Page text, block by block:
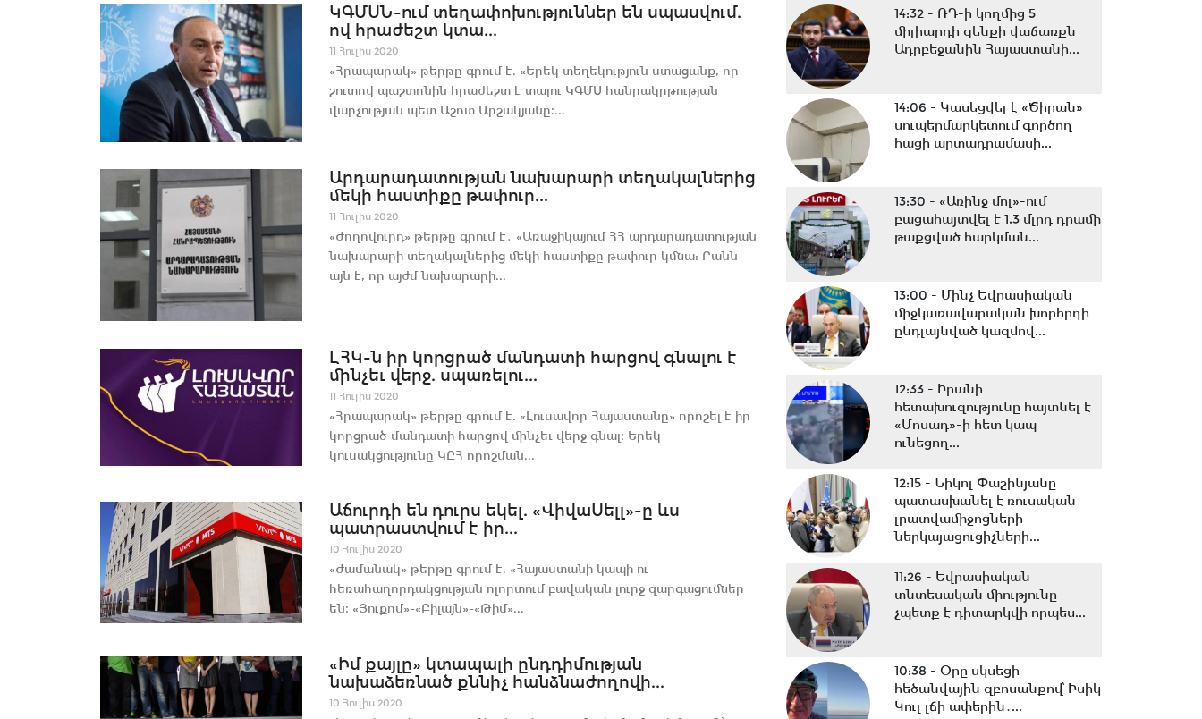
ԿԳՄՍՆ-ում տեղափոխություններ են սպասվում.
ով հրաժեշտ կտա...
11 Հուլիս 2020
«Հրապարակ» թերթը գրում է. «Երեկ տեղեկություն ստացանք, որ
շուտով պաշտոնին հրաժեշտ է տալու ԿԳՄՍ հանրակրթության
վարչության պետ Աշոտ Արշակյանը։...
Արդարադատության նախարարի տեղակալներից
մեկի հաստիքը թափուր...
11 Հուլիս 2020
«Ժողովուրդ» թերթը գրում է․ «Առաջիկայում ՀՀ արդարադատության
նախարարի տեղակալներից մեկի հաստիքը թափուր կմնա: Բանն
այն է, որ այժմ նախարարի...
ԼՀԿ-ն իր կորցրած մանդատի հարցով գնալու է
մինչեւ վերջ. սպառելու...
11 Հուլիս 2020
«Հրապարակ» թերթը գրում է. «Լուսավոր Հայաստանը» որոշել է իր
կորցրած մանդատի հարցով մինչեւ վերջ գնալ։ Երեկ
կուսակցությունը ԿԸՀ որոշման...
Աճուրդի են դուրս եկել. «ՎիվաՍելլ»-ը ևս
պատրաստվում է իր...
10 Հուլիս 2020
«Ժամանակ» թերթը գրում է. «Հայաստանի կապի ու
հեռահաղորդակցության ոլորտում բավական լուրջ զարգացումներ
են։ «Յուքոմ»-«Բիլայն»-«Թիմ»...
«Իմ քայլը» կտապալի ընդդիմության
նախաձեռնած քննիչ հանձնաժողովի...
10 Հուլիս 2020
14:32 - ՌԴ-ի կողմից 5
միլիարդի զենքի վաճառքն
Ադրբեջանին Հայաստանի...
14:06 - Կասեցվել է «Ծիրան»
սուպերմարկետում գործող
հացի արտադրամասի...
13:30 - «Առինջ մոլ»-ում
բացահայտվել է 1,3 մլրդ դրամի
թաքցված հարկման...
13:00 - Մինչ Եվրասիական
միջկառավարական խորհրդի
ընդլայնված կազմով...
12:33 - Իրանի
հետախուզությունը հայտնել է
«Մոսադ»-ի հետ կապ
ունեցող...
12:15 -Նիկոլ Փաշինյանը
պատասխանել է ռուսական
լրատվամիջոցների
ներկայացուցիչների...
11:26 - Եվրասիական
տնտեսական միությունը
չպետք է դիտարկվի որպես...
10:38 - Օրը սկսեցի
հեծանվային զբոսանքով՝ Իսիկ
Կուլ լճի ափերին․...